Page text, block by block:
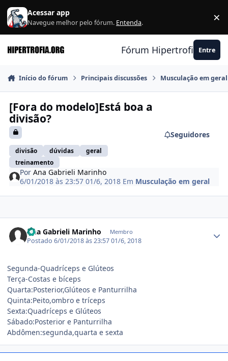
Ir para conteúdo
Acessar app
Navegue melhor pelo fórum. Entenda. ×
Fórum Hipertrofia.org
Entre
Início do fórum Principais discussões Musculação em geral
[Fora do modelo]Está boa a
divisão?
divisão dúvidas
geral
treinamento
Seguidores
PorAna Gabrieli Marinho
6/01/2018 às 23:5701/6, 2018 Em Musculação em geral
Ana Gabrieli Marinho Membro
Postado6/01/2018 às 23:5701/6, 2018
Segunda-Quadríceps e Glúteos
Terça-Costas e bíceps
Quarta:Posterior,Glúteos e Panturrilha
Quinta:Peito,ombro e tríceps
Sexta:Quadríceps e Glúteos
Sábado:Posterior e Panturrilha
Abdômen:segunda,quarta e sexta